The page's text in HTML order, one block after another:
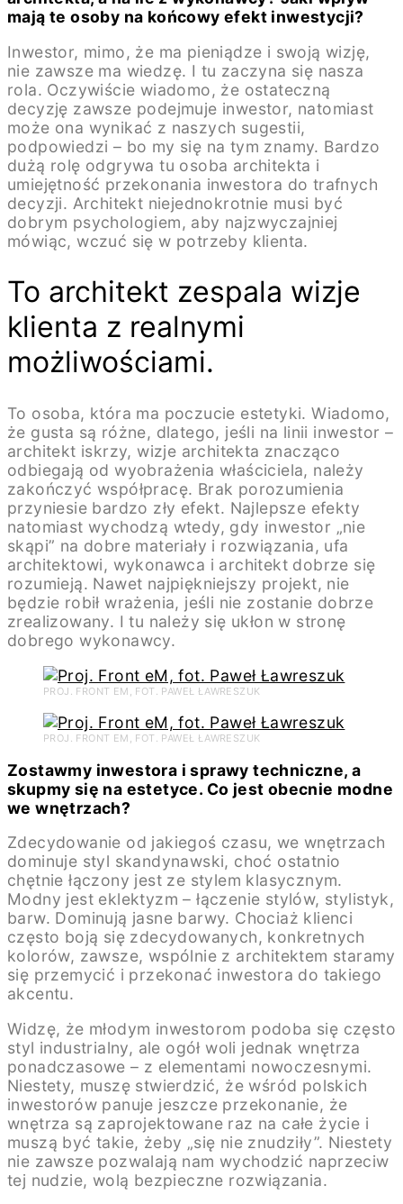
mają te osoby na końcowy efekt inwestycji?
Inwestor, mimo, że ma pieniądze i swoją wizję,
nie zawsze ma wiedzę. I tu zaczyna się nasza
rola. Oczywiście wiadomo, że ostateczną
decyzję zawsze podejmuje inwestor, natomiast
może ona wynikać z naszych sugestii,
podpowiedzi – bo my się na tym znamy. Bardzo
dużą rolę odgrywa tu osoba architekta i
umiejętność przekonania inwestora do trafnych
decyzji. Architekt niejednokrotnie musi być
dobrym psychologiem, aby najzwyczajniej
mówiąc, wczuć się w potrzeby klienta.
To architekt zespala wizje
klienta z realnymi
możliwościami.
To osoba, która ma poczucie estetyki. Wiadomo,
że gusta są różne, dlatego, jeśli na linii inwestor –
architekt iskrzy, wizje architekta znacząco
odbiegają od wyobrażenia właściciela, należy
zakończyć współpracę. Brak porozumienia
przyniesie bardzo zły efekt. Najlepsze efekty
natomiast wychodzą wtedy, gdy inwestor „nie
skąpi” na dobre materiały i rozwiązania, ufa
architektowi, wykonawca i architekt dobrze się
rozumieją. Nawet najpiękniejszy projekt, nie
będzie robił wrażenia, jeśli nie zostanie dobrze
zrealizowany. I tu należy się ukłon w stronę
dobrego wykonawcy.
PROJ. FRONT EM, FOT. PAWEŁ ŁAWRESZUK
PROJ. FRONT EM, FOT. PAWEŁ ŁAWRESZUK
Zostawmy inwestora i sprawy techniczne, a
skupmy się na estetyce. Co jest obecnie modne
we wnętrzach?
Zdecydowanie od jakiegoś czasu, we wnętrzach
dominuje styl skandynawski, choć ostatnio
chętnie łączony jest ze stylem klasycznym.
Modny jest eklektyzm – łączenie stylów, stylistyk,
barw. Dominują jasne barwy. Chociaż klienci
często boją się zdecydowanych, konkretnych
kolorów, zawsze, wspólnie z architektem staramy
się przemycić i przekonać inwestora do takiego
akcentu.
Widzę, że młodym inwestorom podoba się często
styl industrialny, ale ogół woli jednak wnętrza
ponadczasowe – z elementami nowoczesnymi.
Niestety, muszę stwierdzić, że wśród polskich
inwestorów panuje jeszcze przekonanie, że
wnętrza są zaprojektowane raz na całe życie i
muszą być takie, żeby „się nie znudziły”. Niestety
nie zawsze pozwalają nam wychodzić naprzeciw
tej nudzie, wolą bezpieczne rozwiązania.